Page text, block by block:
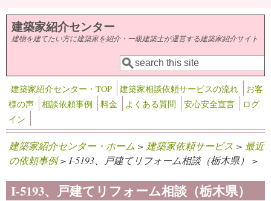
メインコンテンツに移動
建築家紹介センター
建物を建てたい方に建築家を紹介・一級建築士が運営する建築家紹介サイト
検索フォーム
検索
建築家紹介センター・TOP 建築家相談依頼サービスの流れ
お客
様の声
相談依頼事例 料金 よくある質問 安心安全宣言
ログ
イン
建築家紹介センター・ホーム > 建築家依頼サービス > 最近
の依頼事例> I-5193、戸建てリフォーム相談（栃木県） >
I-5193、戸建てリフォーム相談（栃木県）